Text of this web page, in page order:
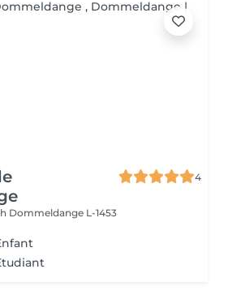
4
Dommeldange L-1453